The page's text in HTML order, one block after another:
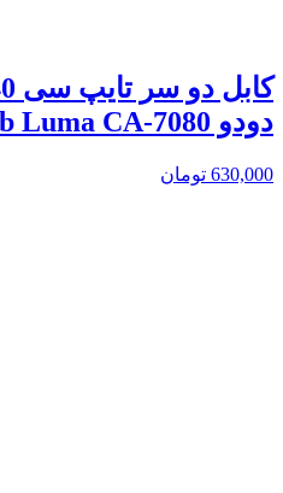
دودو Mcdodo Cab Luma CA-7080
630,000 تومان